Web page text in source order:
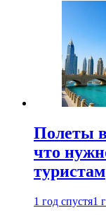
Полеты
что
туристам
1 год спустя1